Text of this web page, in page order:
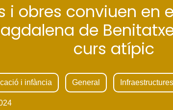
i obres conviuen en
de
curs atípic
i infància General